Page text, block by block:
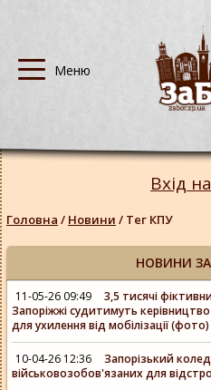
Вхід
Головна / Новини / Тег КПУ
НОВИНИ
11-05-26 09:49
3,5 тисячі
Запоріжжі судитимуть
для ухилення від мобілізації (фото)
10-04-26 12:36
Запорізький
військовозобов'язаних для